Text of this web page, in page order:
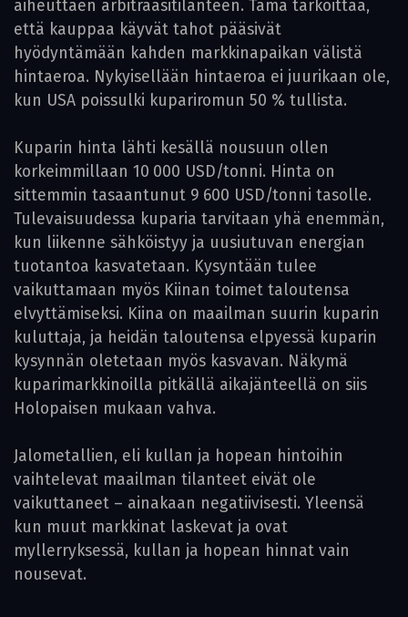
aiheuttaen arbitraasitilanteen. Tämä tarkoittaa,
että kauppaa käyvät tahot pääsivät
hyödyntämään kahden markkinapaikan välistä
hintaeroa. Nykyisellään hintaeroa ei juurikaan ole,
kun USA poissulki kupariromun 50 % tullista.
Kuparin hinta lähti kesällä nousuun ollen
korkeimmillaan 10 000 USD/tonni. Hinta on
sittemmin tasaantunut 9 600 USD/tonni tasolle.
Tulevaisuudessa kuparia tarvitaan yhä enemmän,
kun liikenne sähköistyy ja uusiutuvan energian
tuotantoa kasvatetaan. Kysyntään tulee
vaikuttamaan myös Kiinan toimet taloutensa
elvyttämiseksi. Kiina on maailman suurin kuparin
kuluttaja, ja heidän taloutensa elpyessä kuparin
kysynnän oletetaan myös kasvavan. Näkymä
kuparimarkkinoilla pitkällä aikajänteellä on siis
Holopaisen mukaan vahva.
Jalometallien, eli kullan ja hopean hintoihin
vaihtelevat maailman tilanteet eivät ole
vaikuttaneet – ainakaan negatiivisesti. Yleensä
kun muut markkinat laskevat ja ovat
myllerryksessä, kullan ja hopean hinnat vain
nousevat.